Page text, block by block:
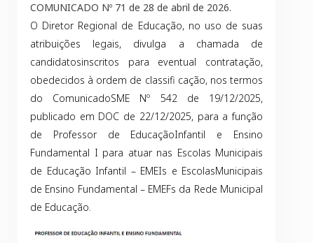
COMUNICADO Nº 71 de 28 de abril de 2026.
O Diretor Regional de Educação, no uso de suas
atribuições legais, divulga a chamada de
candidatosinscritos para eventual contratação,
obedecidos à ordem de classifi cação, nos termos
do ComunicadoSME Nº 542 de 19/12/2025,
publicado em DOC de 22/12/2025, para a função
de Professor de EducaçãoInfantil e Ensino
Fundamental I para atuar nas Escolas Municipais
de Educação Infantil – EMEIs e EscolasMunicipais
de Ensino Fundamental – EMEFs da Rede Municipal
de Educação.